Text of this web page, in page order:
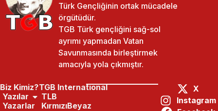
Türk Gençliğinin ortak mücadele
örgütüdür.
TGB Türk gençliğini sağ-sol
ayrımı yapmadan Vatan
Savunmasında birleştirmek
amacıyla yola çıkmıştır.
Biz Kimiz?
Yazılar
Yazarlar
TGB International
TLB
KırmızıBeyaz
X
Instagram